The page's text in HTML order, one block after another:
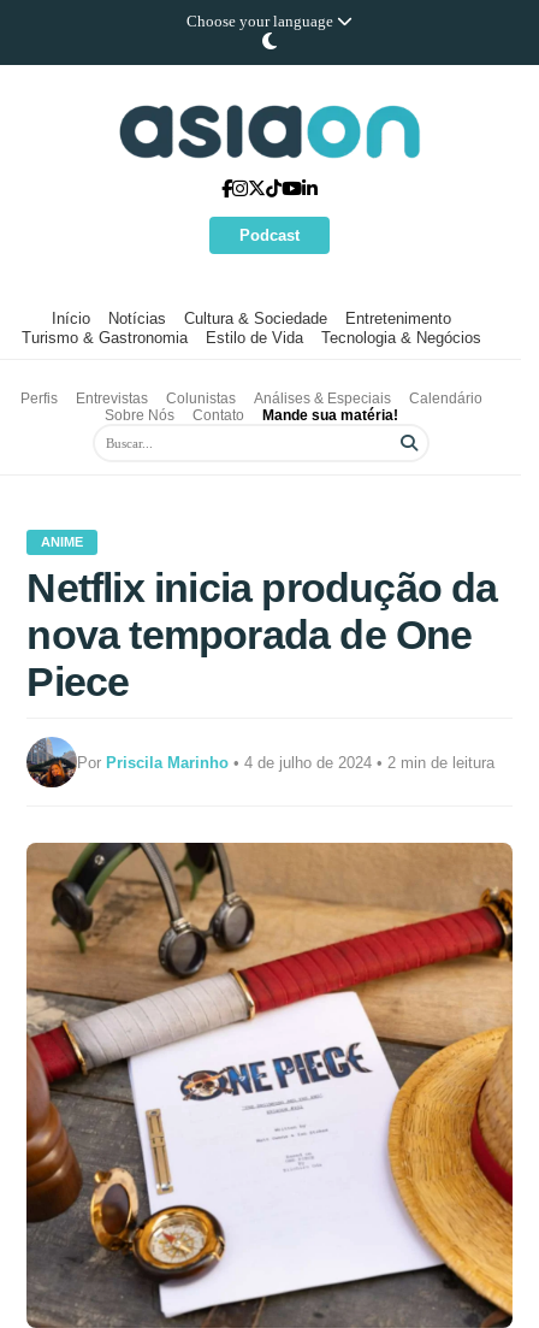
Choose your language
Podcast
Início Notícias Cultura & Sociedade
Entretenimento
Turismo & Gastronomia
Estilo de Vida Tecnologia & Negócios
Perfis Entrevistas Colunistas Análises & Especiais
Calendário
Sobre Nós
Contato Mande sua matéria!
ANIME
Netflix inicia produção da
nova temporada de One
Piece
PorPriscila Marinho • 4 de julho de 2024 • 2 min de leitura